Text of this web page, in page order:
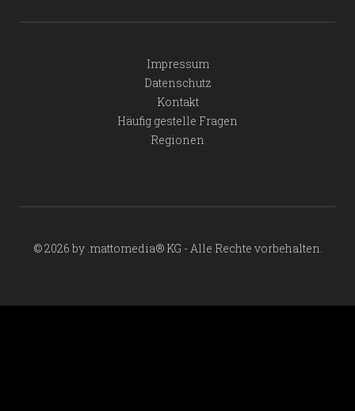
Impressum
Datenschutz
Kontakt
Häufig gestelle Fragen
Regionen
© 2026 by .mattomedia® KG - Alle Rechte vorbehalten.